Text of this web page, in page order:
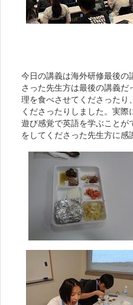
今日の講義は海外研修最後の
さった先生方は最後の講義
理を食べさせてくださったり
くださったりしました。実際
遊び感覚で英語を学ぶことが
をしてくださった先生方に感